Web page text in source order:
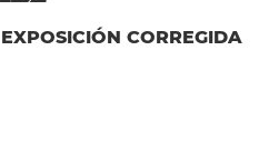
EXPOSICIÓN CORREGIDA